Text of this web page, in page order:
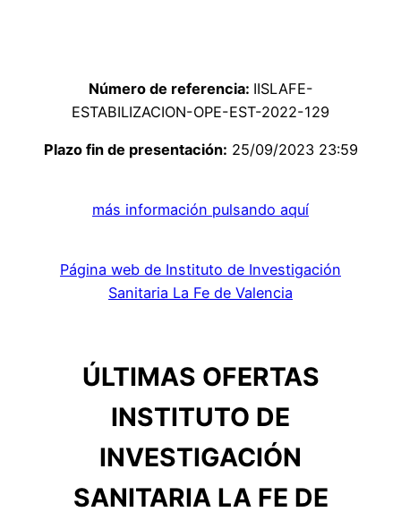
Número de referencia: IISLAFE-
ESTABILIZACION-OPE-EST-2022-129
Plazo fin de presentación: 25/09/2023 23:59
más información pulsando aquí
Página web de Instituto de Investigación
Sanitaria La Fe de Valencia
ÚLTIMAS OFERTAS
INSTITUTO DE
INVESTIGACIÓN
SANITARIA LA FE DE